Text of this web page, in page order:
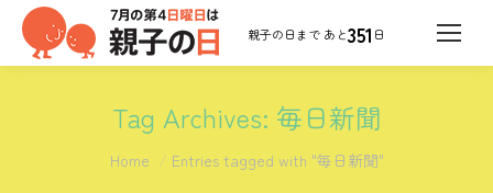
351 日
Tag Archives: 毎日新聞
You are here:
Home Entries tagged with "毎日新聞"